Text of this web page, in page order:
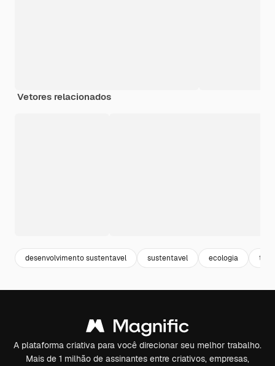
Vetores relacionados
desenvolvimento sustentavel sustentavel ecologia top
A plataforma criativa para você direcionar seu melhor trabalho.
Mais de 1 milhão de assinantes entre criativos, empresas,